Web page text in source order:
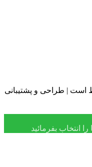
| طراحی و پشتیبانی
انتخاب بفرمائید